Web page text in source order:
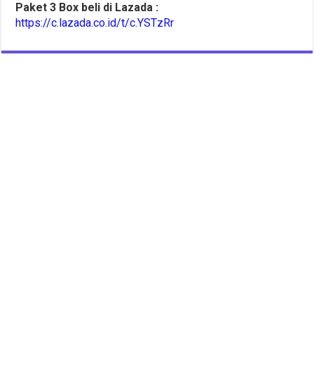
Paket 3 Box beli di Lazada :
https://c.lazada.co.id/t/c.YSTzRr